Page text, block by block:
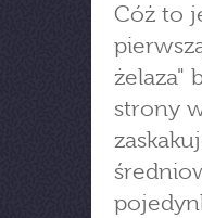
Cóż to
żelaza"
strony